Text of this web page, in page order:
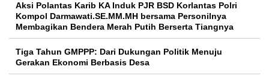
Aksi Polantas Karib KA Induk PJR BSD Korlantas Polri
Kompol Darmawati.SE.MM.MH bersama Personilnya
Membagikan Bendera Merah Putih Berserta Tiangnya
Tiga Tahun GMPPP: Dari Dukungan Politik Menuju
Gerakan Ekonomi Berbasis Desa